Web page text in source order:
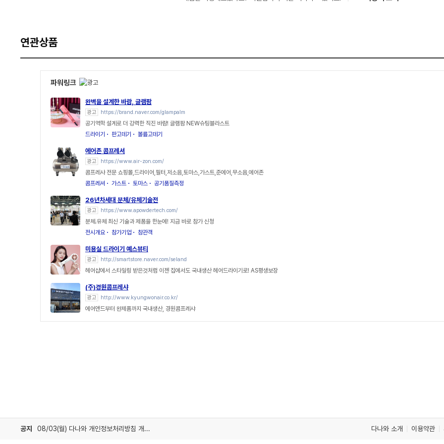
연관상품
파워링크
완벽을 설계한 바람, 글램팜
광고 https://brand.naver.com/glampalm
공기역학 설계로 더 강력한 직진 바람! 글램팜 NEW슈팅블라스트
드라이기
판고데기 볼륨고데기
에어존 콤프레셔
광고 https://www.air-zon.com/
콤프레샤 전문 쇼핑몰,드라이어,필터,저소음,토마스,가스트,준에어,무소음,에어존
콤프레셔
가스트 토마스 공기품질측정
26년차세대 분체/유체기술전
광고 https://www.apowdertech.com/
분체.유체 최신 기술과 제품을 한눈에! 지금 바로 참가 신청
전시개요
참가기업 참관객
미용실 드라이기 예스뷰티
광고 http://smartstore.naver.com/seland
헤어샵에서 스타일링 받은것처럼 이젠 집에서도 국내생산 헤어드라이기로! AS평생보장
(주)경원콤프레샤
광고 http://www.kyungwonair.co.kr/
에어앤드부터 완제품까지 국내생산, 경원콤프레샤
공지 08/03(월) 다나와 개인정보처리방침 개정 안내 다나와 소개 이용약관